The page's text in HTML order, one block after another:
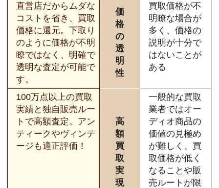
直営店だからムダな
コストを省き、買取
価格に還元。下取り
のように価格が不明
瞭ではなく、明確で
透明な査定が可能で
す。
価
格
の
透
明
性
買取価格が不
明瞭な場合が
多く、価格の
説明が十分で
はないことが
ある
100万点以上の買取
実績と独自販売ルー
トで高額査定。アン
ティークやヴィンテ
ージも適正評価！
高
額
買
取
実
現
一般的な買取
業者ではオー
ディオ商品の
価値の見極め
が難しく、買
取価格が低く
なることや販
売ルートが限